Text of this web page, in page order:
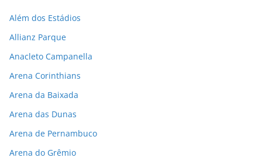
Além dos Estádios
Allianz Parque
Anacleto Campanella
Arena Corinthians
Arena da Baixada
Arena das Dunas
Arena de Pernambuco
Arena do Grêmio